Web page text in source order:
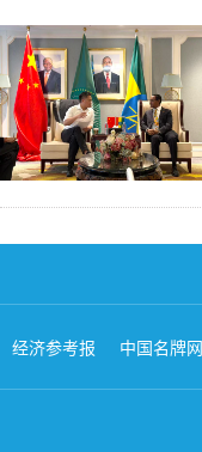
经济参考报 中国名牌网